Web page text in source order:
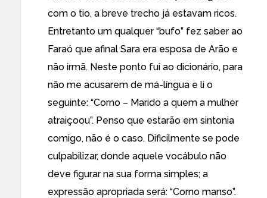
com o tio, a breve trecho já estavam ricos.
Entretanto um qualquer “bufo” fez saber ao
Faraó que afinal Sara era esposa de Arão e
não irmã. Neste ponto fui ao dicionário, para
não me acusarem de má-língua e li o
seguinte: “Corno – Marido a quem a mulher
atraiçoou”. Penso que estarão em sintonia
comigo, não é o caso. Dificilmente se pode
culpabilizar, donde aquele vocábulo não
deve figurar na sua forma simples; a
expressão apropriada será: “Corno manso”.